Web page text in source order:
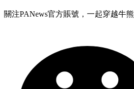
關注PANews官方賬號，一起穿越牛熊